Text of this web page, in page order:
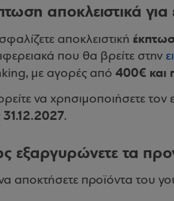
αποκλειστικά για
αποκλειστική
που θα βρείτε στην
με αγορές από 400€ και
να χρησιμοποιήσετε τον
31.12.2027.
εξαργυρώνετε τα
αποκτήσετε προϊόντα του